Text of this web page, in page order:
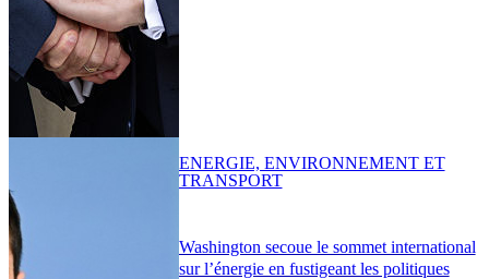
Washington secoue le sommet international
sur l’énergie en fustigeant les politiques
ENERGIE, ENVIRONNEMENT ET
TRANSPORT